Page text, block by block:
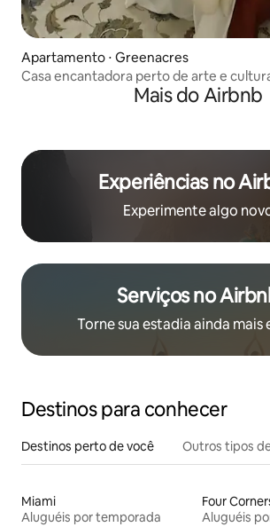
Apartamento ⋅ Greenacres
Casa encantadora perto de arte e
Mais do Airbnb
Experiências no
Experimente algo
Serviços no
Torne sua estadia ainda mais
Destinos para conhecer
Destinos perto de você Outros tipos
Miami
Aluguéis por temporada
Four
Aluguéis